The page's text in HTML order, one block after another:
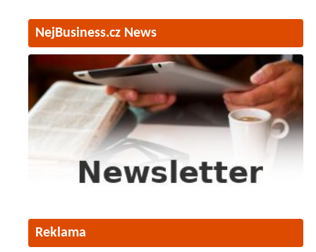
NejBusiness.cz News
Reklama